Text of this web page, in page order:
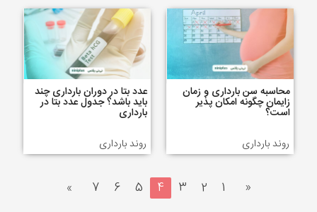
محاسبه سن بارداری و زمان
زایمان چگونه امکان پذیر
است؟
روند بارداری
عدد بتا در دوران بارداری چند
باید باشد؟ جدول عدد بتا در
بارداری
روند بارداری
«
1
2
3
4
5
6
7
»